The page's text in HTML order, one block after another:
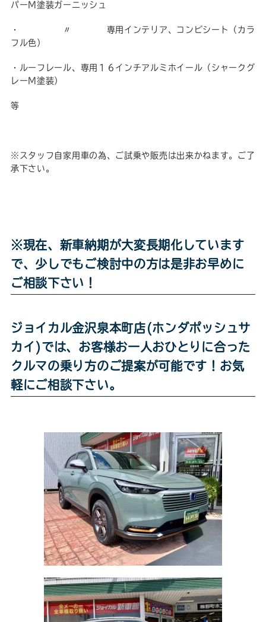
パーM塗装ガーニッシュ
・ 〃 専用インテリア、コンビシート（カラ
フル色）
・ルーフレール、専用１６インチアルミホイール（シャークグ
レーM塗装）
等
※スタッフ自家用車の為、ご試乗や販売は出来かねます。ご了
承下さい。
※現在、新車納期が大変長期化しています
で、少しでもご検討中の方は是非お早めに
ご相談下さい！
ジョイカル金沢泉本町店(ホンダポッシュサ
カイ)では、お客様お一人おひとりに合った
クルマの乗り方のご提案が可能です！お気
軽にご相談下さい。